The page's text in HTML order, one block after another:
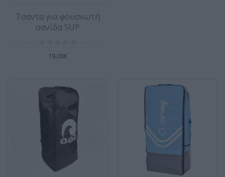
Φορητή ηλιακή ντουζιέρα με σύστημα
πίεσης 15L - Aropec
Τσάντα για φουσκωτή
σανίδα SUP
19,00€